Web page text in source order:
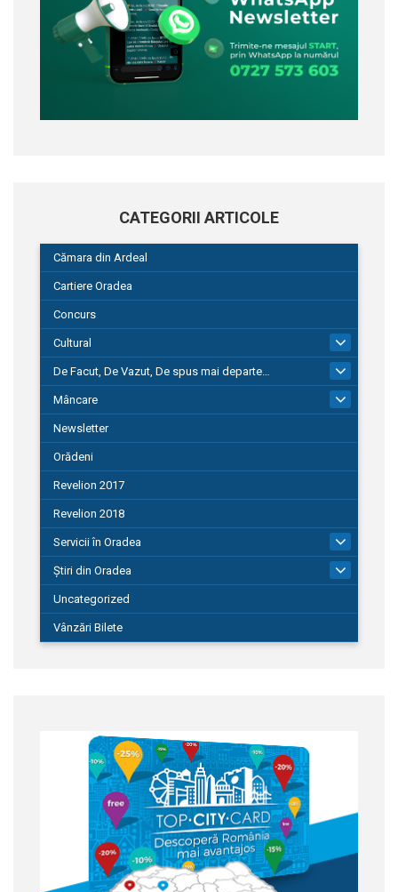
CATEGORII ARTICOLE
Cămara din Ardeal
Cartiere Oradea
Concurs
Cultural
De Facut, De Vazut, De spus mai departe…
580
Mâncare
Newsletter
Orădeni
Revelion 2017
Revelion 2018
Servicii în Oradea
Știri din Oradea
Uncategorized
Vânzări Bilete